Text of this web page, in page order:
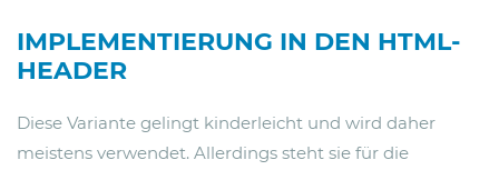
IMPLEMENTIERUNG IN DEN HTML-
HEADER
Diese Variante gelingt kinderleicht und wird daher
meistens verwendet. Allerdings steht sie für die